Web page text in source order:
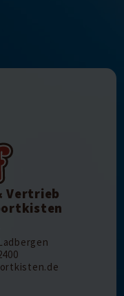
Vertrieb